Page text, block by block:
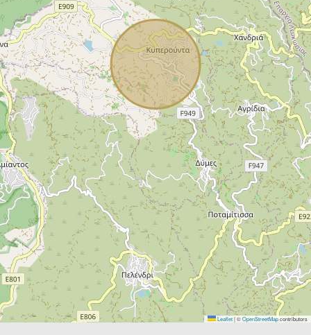
Leaflet|©OpenStreetMapcontributors